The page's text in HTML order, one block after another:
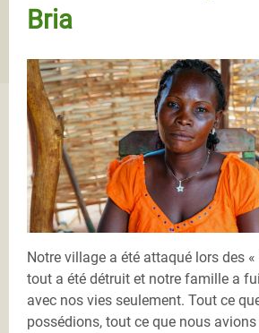
Bria
Notre village a été attaqué lors des «
tout a été détruit et notre famille a
avec nos vies seulement. Tout ce
possédions, tout ce que nous